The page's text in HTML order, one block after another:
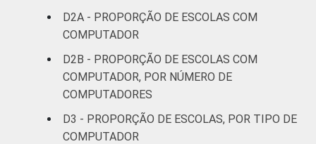
D2A - PROPORÇÃO DE ESCOLAS COM
COMPUTADOR
D2B - PROPORÇÃO DE ESCOLAS COM
COMPUTADOR, POR NÚMERO DE
COMPUTADORES
D3 - PROPORÇÃO DE ESCOLAS, POR TIPO DE
COMPUTADOR